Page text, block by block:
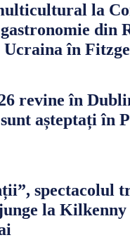
la
din
Ucraina în
revine în
așteptați în
spectacolul
la Kilkenny